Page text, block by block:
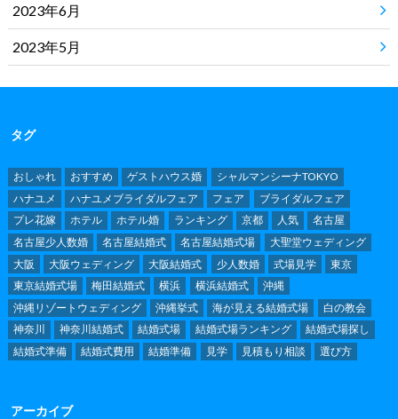
2023年6月
2023年5月
タグ
おしゃれ おすすめ ゲストハウス婚
シャルマンシーナTOKYO
ハナユメ
ハナユメブライダルフェア フェア
ブライダルフェア
プレ花嫁
ホテル ホテル婚 ランキング 京都 人気
名古屋
名古屋少人数婚
名古屋結婚式 名古屋結婚式場
大聖堂ウェディング
大阪
大阪ウェディング 大阪結婚式 少人数婚 式場見学
東京
東京結婚式場
梅田結婚式 横浜 横浜結婚式
沖縄
沖縄リゾートウェディング
沖縄挙式 海が見える結婚式場
白の教会
神奈川
神奈川結婚式 結婚式場 結婚式場ランキング
結婚式場探し
結婚式準備
結婚式費用 結婚準備 見学 見積もり相談 選び方
アーカイブ